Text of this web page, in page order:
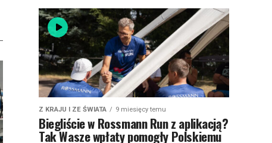
Z KRAJU I ZE ŚWIATA 9 miesięcy temu
Biegliście w Rossmann Run z aplikacją?
Tak Wasze wpłaty pomogły Polskiemu